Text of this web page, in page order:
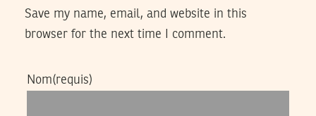
Save my name, email, and website in this
browser for the next time I comment.
Nom(requis)